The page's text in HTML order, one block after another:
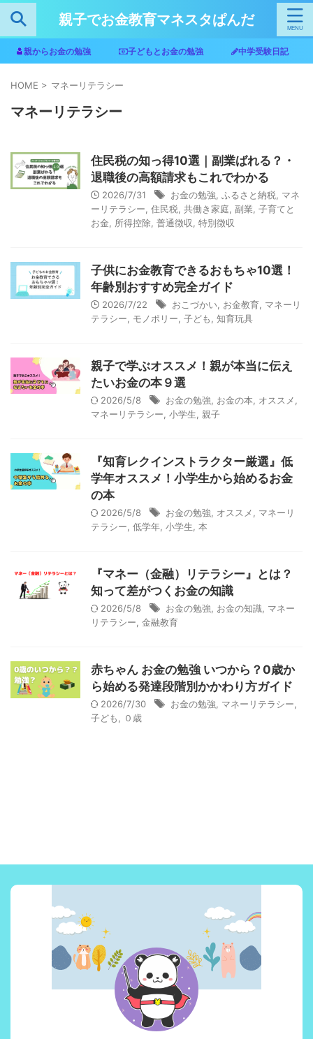
親子でお金教育マネスタぱんだ
親からお金の勉強 子どもとお金の勉強 中学受験日記
HOME > マネーリテラシー
マネーリテラシー
住民税の知っ得10選｜副業ばれる？・
退職後の高額請求もこれでわかる
2026/7/31 お金の勉強 ふるさと納税
マネ
ーリテラシー 住民税 共働き家庭 副業 子育てと
お金
所得控除 普通徴収 特別徴収
子供にお金教育できるおもちゃ10選！
年齢別おすすめ完全ガイド
2026/7/22 おこづかい お金教育 マネーリ
テラシー
モノポリー 子ども 知育玩具
親子で学ぶオススメ！親が本当に伝え
たいお金の本９選
2026/5/8 お金の勉強 お金の本 オススメ
マネーリテラシー 小学生 親子
『知育レクインストラクター厳選』低
学年オススメ！小学生から始めるお金
の本
2026/5/8 お金の勉強 オススメ
マネーリ
テラシー 低学年 小学生 本
『マネー（金融）リテラシー』とは？
知って差がつくお金の知識
2026/5/8 お金の勉強 お金の知識
マネー
リテラシー 金融教育
赤ちゃん お金の勉強 いつから？0歳か
ら始める発達段階別かかわり方ガイド
2026/7/30 お金の勉強 マネーリテラシー
子ども
０歳